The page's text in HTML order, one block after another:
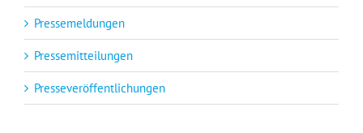
Pressemeldungen
Pressemitteilungen
Presseveröffentlichungen